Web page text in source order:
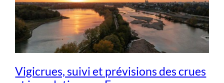
Vigicrues, suivi et prévisions des crues